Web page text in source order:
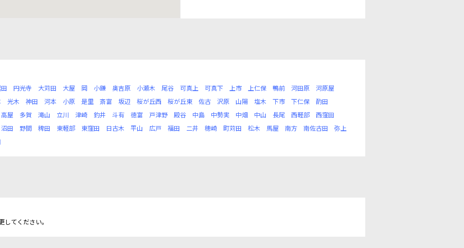
円光寺 大苅田 大屋 岡 小鎌 奥吉原 小瀬木 尾谷 可真上 可真下 上市 上仁保 鴨前 河田原
河原屋
光木 神田 河本 小原 是里 斎富 坂辺 桜が丘西 桜が丘東 佐古 沢原 山陽 塩木 下市 下仁保
酌田
高屋 多賀 滝山 立川 津崎 釣井 斗有 徳富 戸津野 殿谷 中島 中勢実 中畑 中山 長尾 西軽部
西窪田
沼田 野間 稗田 東軽部 東窪田 日古木 平山 広戸 福田 二井 穂崎 町苅田 松木 馬屋 南方 南佐古田
弥上
てください。